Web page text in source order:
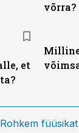
võrra?
et
Rohkem füüsikat